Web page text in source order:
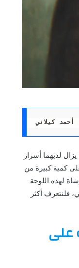
أحمد كيلاني
يزال لديهما أسرار
كمية كبيرة من
لهذه اللوحة
فلنتعرف أكثر
على